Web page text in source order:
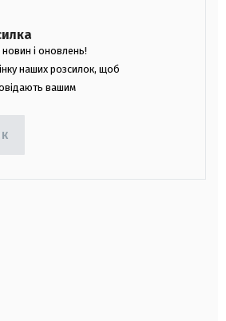
новин і оновлень!
наших розсилок, щоб
вашим